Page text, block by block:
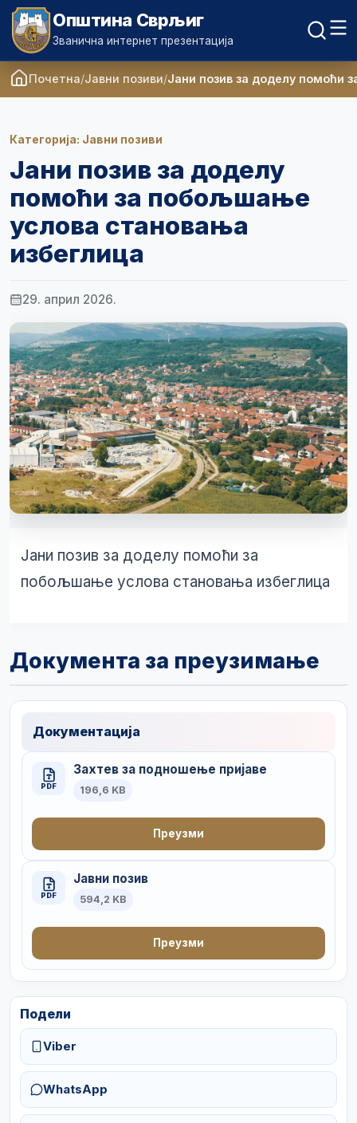
Општина Сврљиг
Званична интернет презентација
Почетна Јавни позиви Јани позив за доделу помоћи
Категорија: Јавни позиви
Јани позив за доделу
помоћи за побољшање
услова становања
избеглица
29. април 2026.
Јани позив за доделу помоћи за
побољшање услова становања избеглица
Документа за преузимање
Документација
PDF
Захтев за подношење пријаве
196,6 KB
Преузми
PDF
Јавни позив
594,2 KB
Преузми
Подели
Viber
WhatsApp